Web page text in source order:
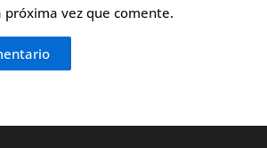
próxima vez que comente.